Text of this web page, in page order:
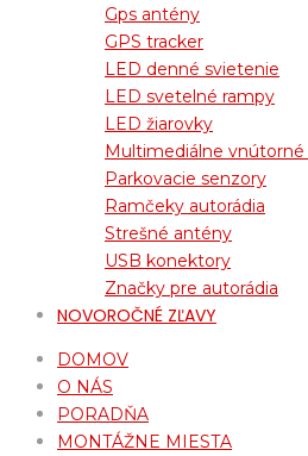
Gps antény
GPS tracker
LED denné svietenie
LED svetelné rampy
LED žiarovky
Multimediálne vnútorné
Parkovacie senzory
Ramčeky autorádia
Strešné antény
USB konektory
Značky pre autorádia
NOVOROČNÉ ZĽAVY
DOMOV
O NÁS
PORADŇA
MONTÁŽNE MIESTA